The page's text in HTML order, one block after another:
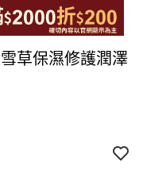
草保濕修護潤澤